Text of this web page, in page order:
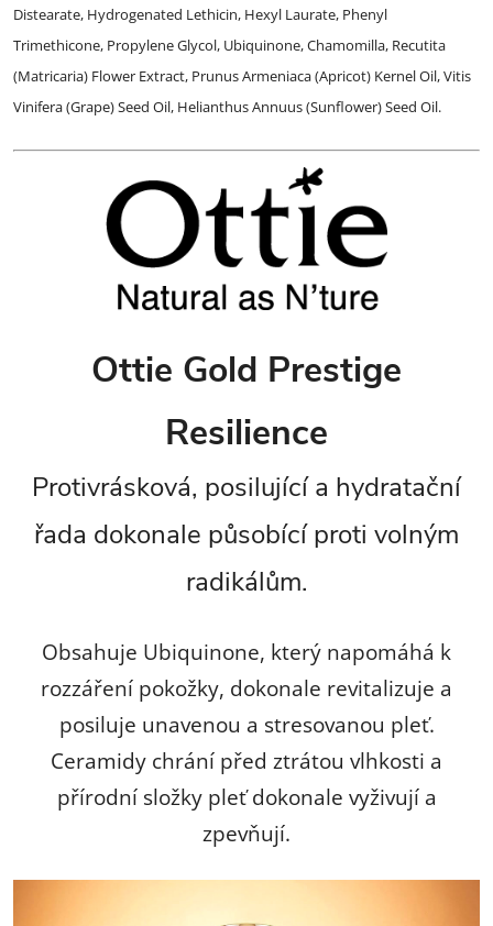
Distearate, Hydrogenated Lethicin, Hexyl Laurate, Phenyl
Trimethicone, Propylene Glycol, Ubiquinone, Chamomilla, Recutita
(Matricaria) Flower Extract, Prunus Armeniaca (Apricot) Kernel Oil, Vitis
Vinifera (Grape) Seed Oil, Helianthus Annuus (Sunflower) Seed Oil.
Ottie Gold Prestige
Resilience
Protivrásková, posilující a hydratační
řada dokonale působící proti volným
radikálům.
Obsahuje Ubiquinone, který napomáhá k
rozzáření pokožky, dokonale revitalizuje a
posiluje unavenou a stresovanou pleť.
Ceramidy chrání před ztrátou vlhkosti a
přírodní složky pleť dokonale vyživují a
zpevňují.